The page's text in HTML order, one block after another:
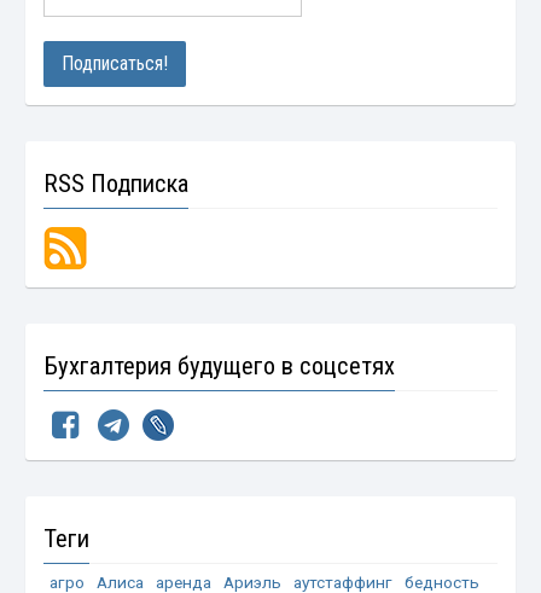
RSS Подписка
Бухгалтерия будущего в соцсетях
Теги
агро Алиса аренда Ариэль аутстаффинг
бедность